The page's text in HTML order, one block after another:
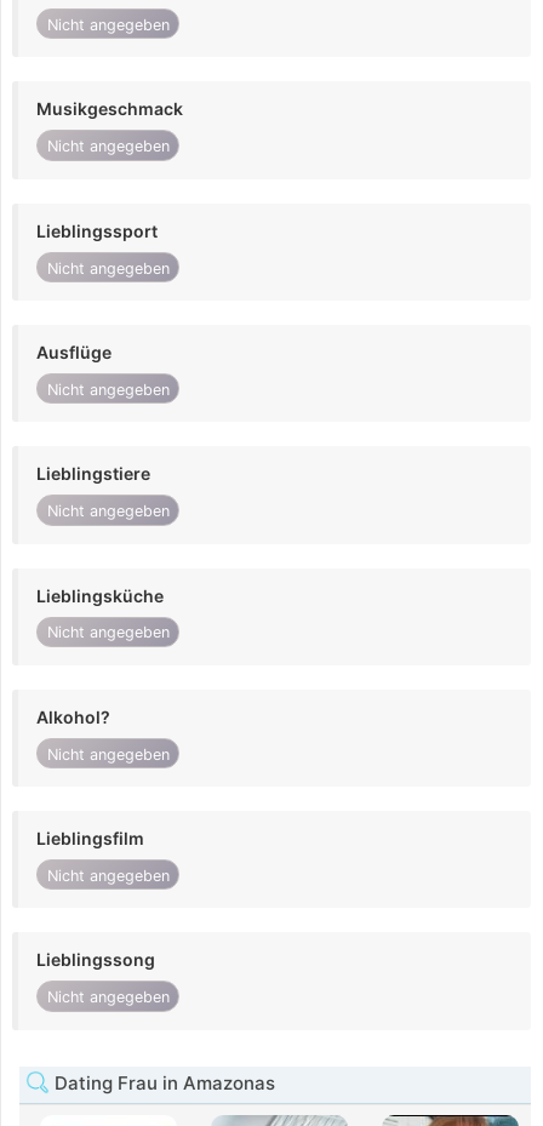
Nicht angegeben
Musikgeschmack
Nicht angegeben
Lieblingssport
Nicht angegeben
Ausflüge
Nicht angegeben
Lieblingstiere
Nicht angegeben
Lieblingsküche
Nicht angegeben
Alkohol?
Nicht angegeben
Lieblingsfilm
Nicht angegeben
Lieblingssong
Nicht angegeben
Dating Frau in Amazonas